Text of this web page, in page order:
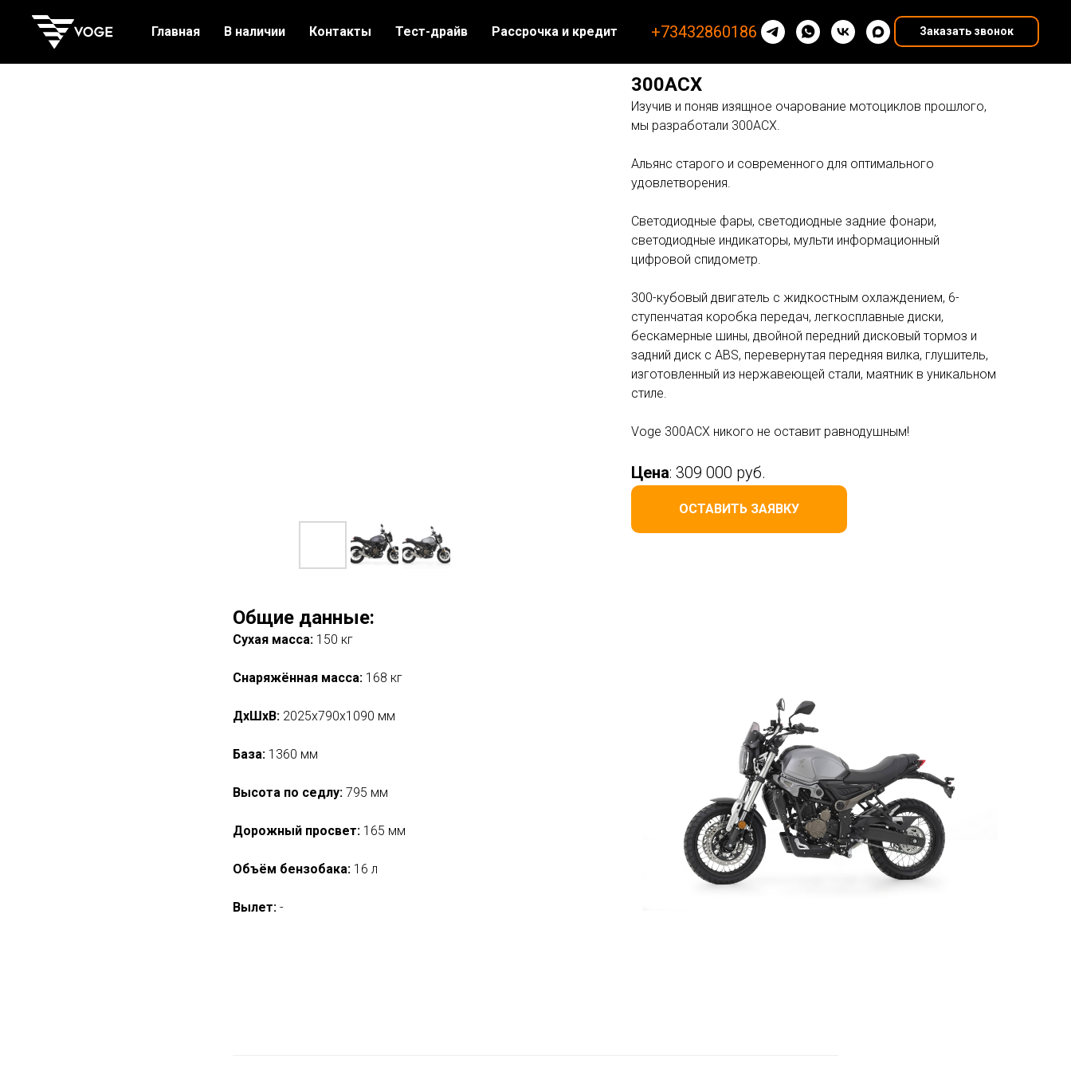
Главная В наличии Контакты Тест-драйв Рассрочка и кредит +73432860186 Заказать звонок
300ACX
Изучив и поняв изящное очарование мотоциклов прошлого,
мы разработали 300ACX.
Альянс старого и современного для оптимального
удовлетворения.
Светодиодные фары, светодиодные задние фонари,
светодиодные индикаторы, мульти информационный
цифровой спидометр.
300-кубовый двигатель с жидкостным охлаждением, 6-
ступенчатая коробка передач, легкосплавные диски,
бескамерные шины, двойной передний дисковый тормоз и
задний диск с ABS, перевернутая передняя вилка, глушитель,
изготовленный из нержавеющей стали, маятник в уникальном
стиле.
Voge 300ACX никого не оставит равнодушным!
Цена: 309 000 руб.
ОСТАВИТЬ ЗАЯВКУ
Общие данные:
Сухая масса: 150 кг
Снаряжённая масса: 168 кг
ДхШхВ: 2025x790x1090 мм
База: 1360 мм
Высота по седлу: 795 мм
Дорожный просвет: 165 мм
Объём бензобака: 16 л
Вылет: -